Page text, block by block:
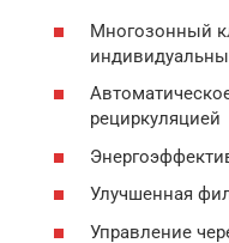
Многозонный
рециркуляцией
Улучшенная
Управление